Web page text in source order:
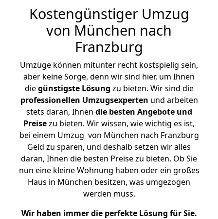
Kostengünstiger Umzug
von München nach
Franzburg
Umzüge können mitunter recht kostspielig sein,
aber keine Sorge, denn wir sind hier, um Ihnen
diegünstigste Lösung zu bieten. Wir sind die
professionellen Umzugsexperten und arbeiten
stets daran, Ihnen die besten Angebote und
Preisezu bieten. Wir wissen, wie wichtig es ist,
bei einem Umzug von München nach Franzburg
Geld zu sparen, und deshalb setzen wir alles
daran, Ihnen die besten Preise zu bieten. Ob Sie
nun eine kleine Wohnung haben oder ein großes
Haus in München besitzen, was umgezogen
werden muss.
Wir haben immer die perfekte Lösung für Sie.